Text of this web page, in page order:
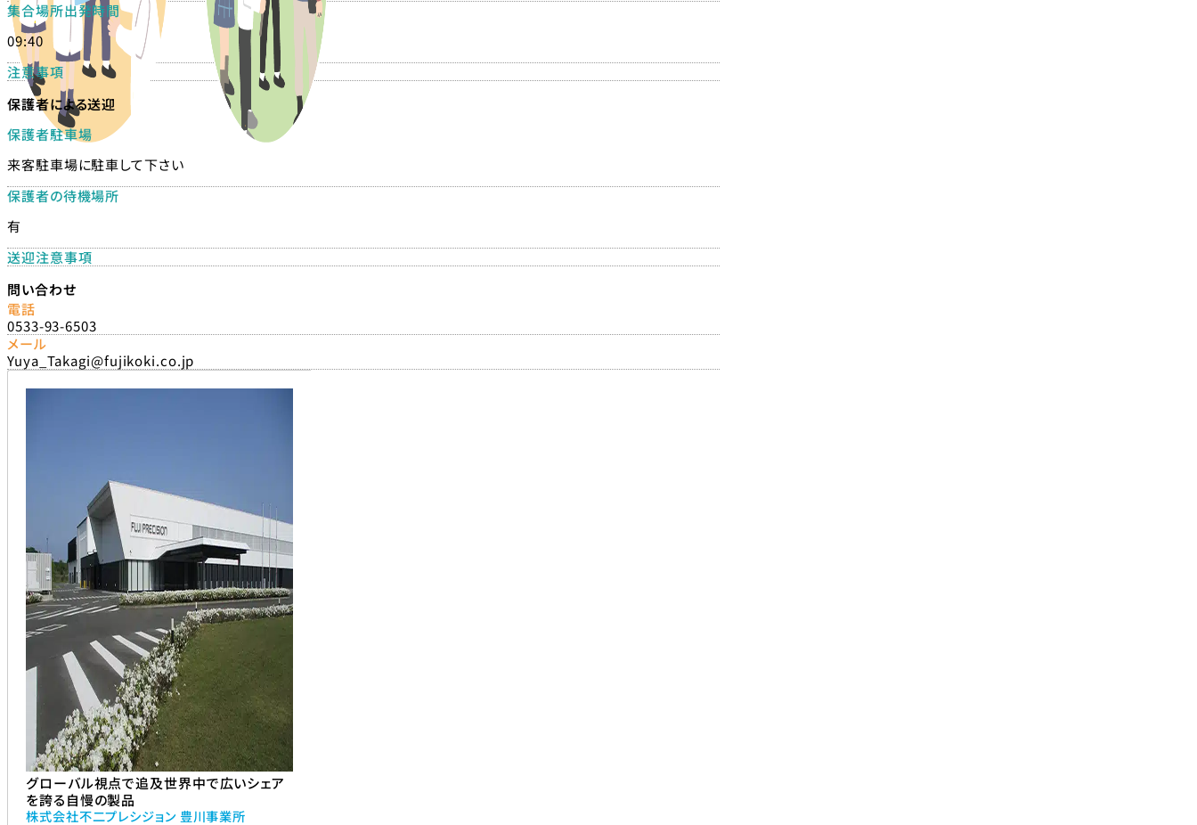
集合場所出発時間
09:40
注意事項
保護者による送迎
保護者駐車場
来客駐車場に駐車して下さい
保護者の待機場所
有
送迎注意事項
問い合わせ
電話
0533-93-6503
メール
Yuya_Takagi@fujikoki.co.jp
グローバル視点で追及世界中で広いシェア
を誇る自慢の製品
株式会社不二プレシジョン 豊川事業所